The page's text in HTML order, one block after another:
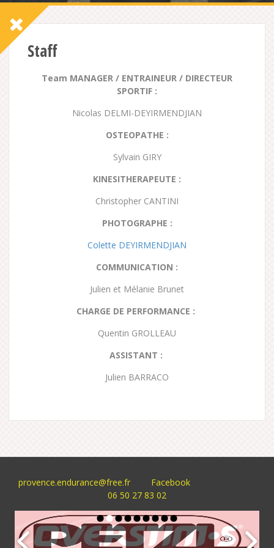
Staff
Team MANAGER / ENTRAINEUR / DIRECTEUR
SPORTIF :
Nicolas DELMI-DEYIRMENDJIAN
OSTEOPATHE :
Sylvain GIRY
KINESITHERAPEUTE :
Christopher CANTINI
PHOTOGRAPHE :
Colette DEYIRMENDJIAN
COMMUNICATION :
Julien et Mélanie Brunet
CHARGE DE PERFORMANCE :
Quentin GROLLEAU
ASSISTANT :
Julien BARRACO
provence.endurance@free.fr
Facebook
06 50 27 83 02